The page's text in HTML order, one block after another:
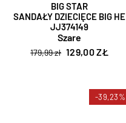
BIG STAR
SANDAŁY DZIECIĘCE BIG HE
JJ374149
Szare
179,99 zł 129,00 ZŁ
-39,23%